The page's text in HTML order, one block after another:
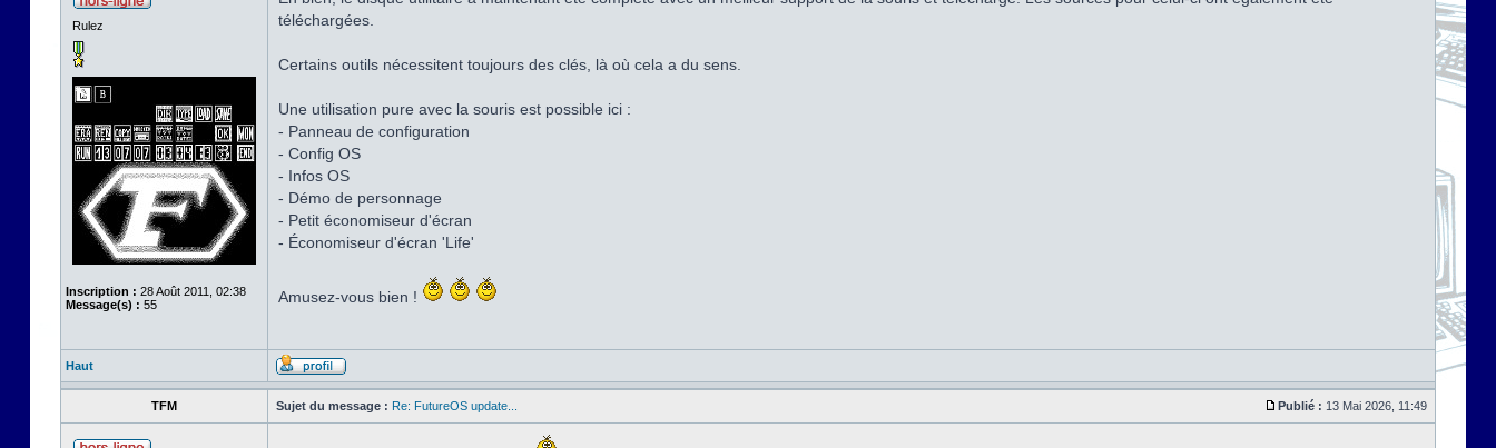
Rulez
Inscription : 28 Août 2011, 02:38
Message(s) : 55
téléchargées.
Certains outils nécessitent toujours des clés, là où cela a du sens.
Une utilisation pure avec la souris est possible ici :
- Panneau de configuration
- Config OS
- Infos OS
- Démo de personnage
- Petit économiseur d'écran
- Économiseur d'écran 'Life'
Amusez-vous bien !
Haut
TFM Sujet du message : Re: FutureOS update... Publié : 13 Mai 2026, 11:49